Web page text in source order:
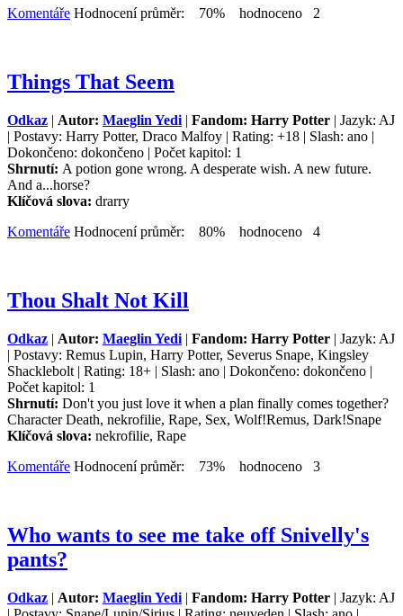
Komentáře Hodnocení průměr: 70% hodnoceno 2
Things That Seem
Odkaz | Autor: Maeglin Yedi | Fandom: Harry Potter | Jazyk: AJ
| Postavy: Harry Potter, Draco Malfoy | Rating: +18 | Slash: ano |
Dokončeno: dokončeno | Počet kapitol: 1
Shrnutí: A potion gone wrong. A desperate wish. A new future.
And a...horse?
Klíčová slova: drarry
Komentáře Hodnocení průměr: 80% hodnoceno 4
Thou Shalt Not Kill
Odkaz | Autor: Maeglin Yedi | Fandom: Harry Potter | Jazyk: AJ
| Postavy: Remus Lupin, Harry Potter, Severus Snape, Kingsley
Shacklebolt | Rating: 18+ | Slash: ano | Dokončeno: dokončeno |
Počet kapitol: 1
Shrnutí: Don't you just love it when a plan finally comes together?
Character Death, nekrofilie, Rape, Sex, Wolf!Remus, Dark!Snape
Klíčová slova: nekrofilie, Rape
Komentáře Hodnocení průměr: 73% hodnoceno 3
Who wants to see me take off Snivelly's
pants?
Odkaz | Autor: Maeglin Yedi | Fandom: Harry Potter | Jazyk: AJ